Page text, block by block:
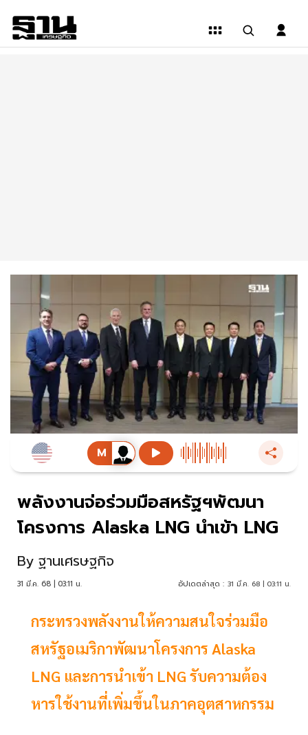
พลังงานจ่อร่วมมือสหรัฐฯพัฒนา
โครงการ Alaska LNG นำเข้า LNG
By ฐานเศรษฐกิจ
31 มี.ค. 68 | 03:11 น. อัปเดตล่าสุด : 31 มี.ค. 68 | 03:11 น.
กระทรวงพลังงานให้ความสนใจร่วมมือ
สหรัฐอเมริกาพัฒนาโครงการ Alaska
LNG และการนำเข้า LNG รับความต้อง
หารใช้งานที่เพิ่มขึ้นในภาคอุตสาหกรรม